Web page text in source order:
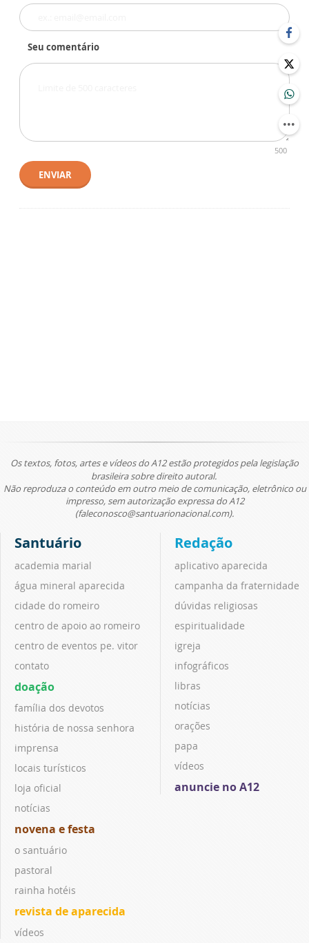
Seu comentário
500
ENVIAR
Os textos, fotos, artes e vídeos do A12 estão protegidos pela legislação
brasileira sobre direito autoral.
Não reproduza o conteúdo em outro meio de comunicação, eletrônico ou
impresso, sem autorização expressa do A12
(faleconosco@santuarionacional.com).
Santuário
academia marial
água mineral aparecida
cidade do romeiro
centro de apoio ao romeiro
centro de eventos pe. vitor
contato
doação
família dos devotos
história de nossa senhora
imprensa
locais turísticos
loja oficial
notícias
novena e festa
o santuário
pastoral
rainha hotéis
revista de aparecida
vídeos
Redação
aplicativo aparecida
campanha da fraternidade
dúvidas religiosas
espiritualidade
igreja
infográficos
libras
notícias
orações
papa
vídeos
anuncie no A12